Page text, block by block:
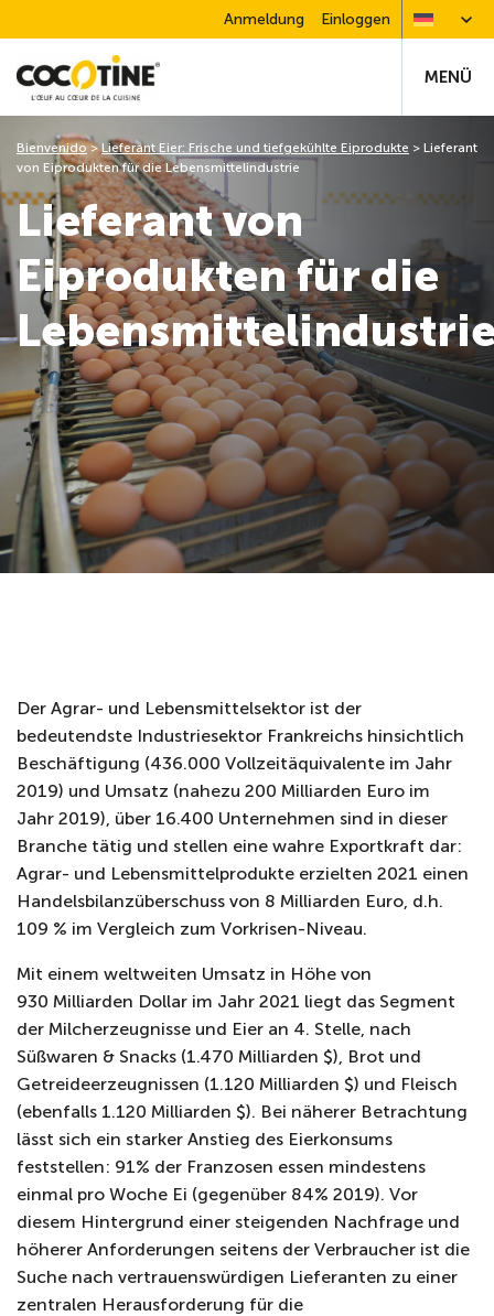
Anmeldung Einloggen
MENÜ
Lieferant von
Eiprodukten für die
Bienvenido>Lieferant Eier: Frische und tiefgekühlte Eiprodukte > Lieferant
von Eiprodukten für die Lebensmittelindustrie
Der Agrar- und Lebensmittelsektor ist der
bedeutendste Industriesektor Frankreichs hinsichtlich
Beschäftigung (436.000 Vollzeitäquivalente im Jahr
2019) und Umsatz (nahezu 200 Milliarden Euro im
Jahr 2019), über 16.400 Unternehmen sind in dieser
Branche tätig und stellen eine wahre Exportkraft dar:
Agrar- und Lebensmittelprodukte erzielten 2021 einen
Handelsbilanzüberschuss von 8 Milliarden Euro, d.h.
109 % im Vergleich zum Vorkrisen-Niveau.
Mit einem weltweiten Umsatz in Höhe von
930 Milliarden Dollar im Jahr 2021 liegt das Segment
der Milcherzeugnisse und Eier an 4. Stelle, nach
Süßwaren & Snacks (1.470 Milliarden $), Brot und
Getreideerzeugnissen (1.120 Milliarden $) und Fleisch
(ebenfalls 1.120 Milliarden $). Bei näherer Betrachtung
lässt sich ein starker Anstieg des Eierkonsums
feststellen: 91% der Franzosen essen mindestens
einmal pro Woche Ei (gegenüber 84% 2019). Vor
diesem Hintergrund einer steigenden Nachfrage und
höherer Anforderungen seitens der Verbraucher ist die
Suche nach vertrauenswürdigen Lieferanten zu einer
zentralen Herausforderung für die